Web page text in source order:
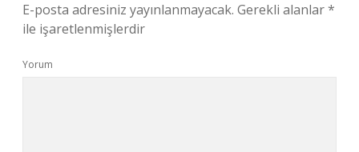
E-posta adresiniz yayınlanmayacak. Gerekli alanlar*
ile işaretlenmişlerdir
Yorum